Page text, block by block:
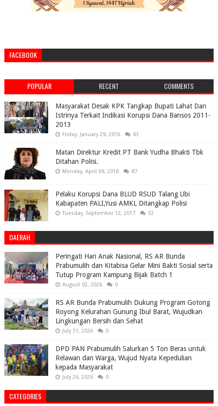
FACEBOOK
POPULAR RECENT COMMENTS
Masyarakat Desak KPK Tangkap Bupati Lahat Dan
Istrinya Terkait Indikasi Korupsi Dana Bansos 2011-
2013
Friday, January 29, 2016 43
Matan Direktur Kredit PT Bank Yudha Bhakti Tbk
Ditahan Polisi.
Monday, April 09, 2018 87
Pelaku Korupsi Dana BLUD RSUD Talang Ubi
Kabapaten PALI,Yusi AMKL Ditangkap Polisi
Tuesday, September 12, 2017 32
DAERAH
Peringati Hari Anak Nasional, RS AR Bunda
Prabumulih dan Kitabisa Gelar Mini Bakti Sosial serta
Tutup Program Kampung Bijak Batch 1
August 02, 2026 0
RS AR Bunda Prabumulih Dukung Program Gotong
Royong Kelurahan Gunung Ibul Barat, Wujudkan
Lingkungan Bersih dan Sehat
July 31, 2026 0
DPD PAN Prabumulih Salurkan 5 Ton Beras untuk
Relawan dan Warga, Wujud Nyata Kepedulian
kepada Masyarakat
July 26, 2026 0
CATEGORIES